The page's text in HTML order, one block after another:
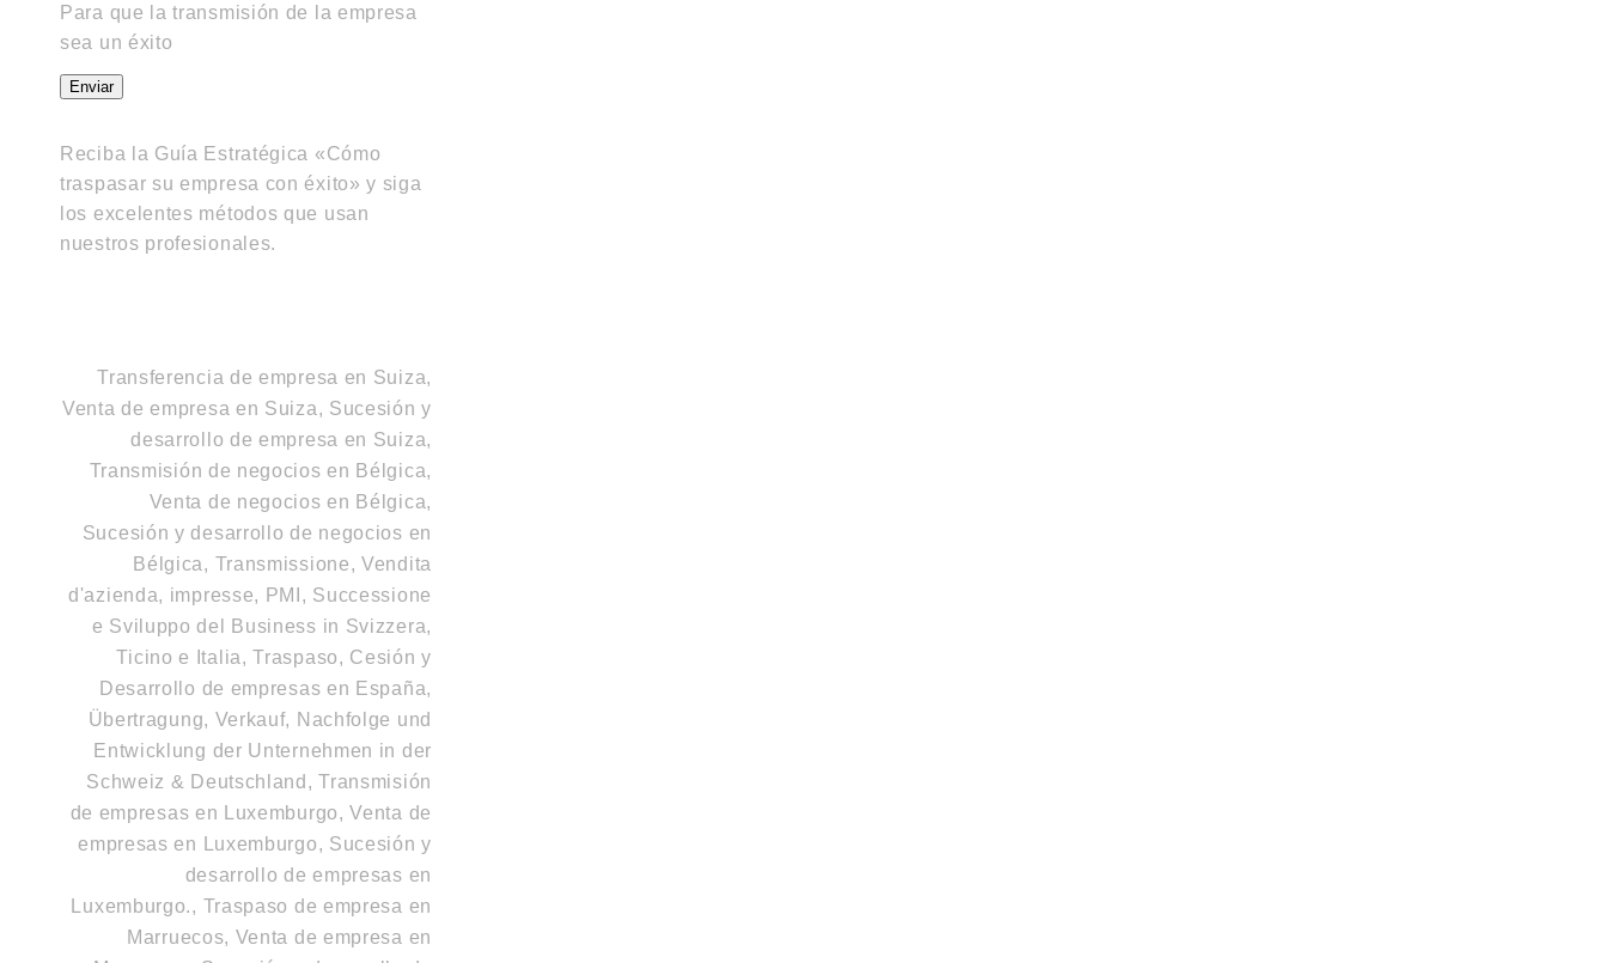
Para que la transmisión de la empresa
sea un éxito
Enviar
Reciba la Guía Estratégica «Cómo
traspasar su empresa con éxito» y siga
los excelentes métodos que usan
nuestros profesionales.
Transferencia de empresa en Suiza,
Venta de empresa en Suiza, Sucesión y
desarrollo de empresa en Suiza,
Transmisión de negocios en Bélgica,
Venta de negocios en Bélgica,
Sucesión y desarrollo de negocios en
Bélgica, Transmissione, Vendita
d'azienda, impresse, PMI, Successione
e Sviluppo del Business in Svizzera,
Ticino e Italia,Traspaso, Cesión y
Desarrollo de empresas en España,
Übertragung, Verkauf, Nachfolge und
Entwicklung der Unternehmen in der
Schweiz & Deutschland ,Transmisión
de empresas en Luxemburgo, Venta de
empresas en Luxemburgo, Sucesión y
desarrollo de empresas en
Luxemburgo., Traspaso de empresa en
Marruecos, Venta de empresa en